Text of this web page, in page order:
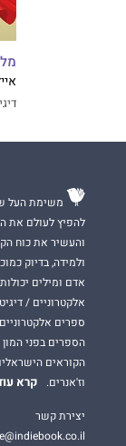
משימת העל
להפיץ לעולם את
והעשיר את כוח
ולמידה, בדיוק
אדם ומילים
אלקטרוניים /
ספרים
הספרים בפני
הקוראים
וז'אנרים.
קרא
יצירת קשר